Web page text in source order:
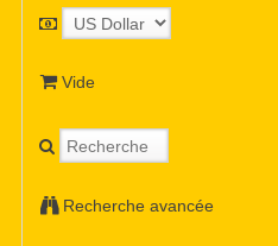
Vide
Recherche avancée